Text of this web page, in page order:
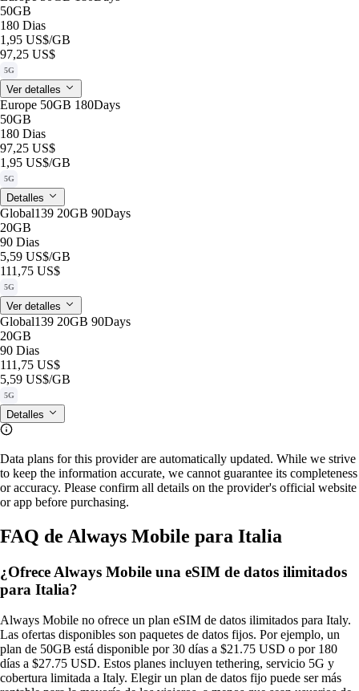
50GB
180 Dias
1,95 US$/GB
97,25 US$
5G
Ver detalles
Europe 50GB 180Days
50GB
180 Dias
97,25 US$
1,95 US$/GB
5G
Detalles
Global139 20GB 90Days
20GB
90 Dias
5,59 US$/GB
111,75 US$
5G
Ver detalles
Global139 20GB 90Days
20GB
90 Dias
111,75 US$
5,59 US$/GB
5G
Detalles
Data plans for this provider are automatically updated. While we strive
to keep the information accurate, we cannot guarantee its completeness
or accuracy. Please confirm all details on the provider's official website
or app before purchasing.
FAQ de Always Mobile para Italia
¿Ofrece Always Mobile una eSIM de datos ilimitados
para Italia?
Always Mobile no ofrece un plan eSIM de datos ilimitados para Italy.
Las ofertas disponibles son paquetes de datos fijos. Por ejemplo, un
plan de 50GB está disponible por 30 días a $21.75 USD o por 180
días a $27.75 USD. Estos planes incluyen tethering, servicio 5G y
cobertura limitada a Italy. Elegir un plan de datos fijo puede ser más